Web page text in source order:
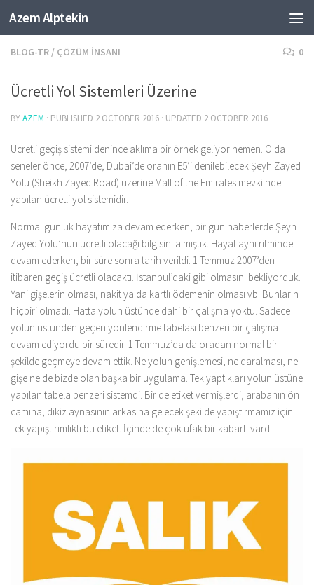
Skip to content
Azem Alptekin
BLOG-TR / ÇÖZÜM İNSANI 0
Ücretli Yol Sistemleri Üzerine
BYAZEM · PUBLISHED 2 OCTOBER 2016 · UPDATED 2 OCTOBER 2016
Ücretli geçiş sistemi denince aklıma bir örnek geliyor hemen. O da
seneler önce, 2007’de, Dubai’de oranın E5’i denilebilecek Şeyh Zayed
Yolu (Sheikh Zayed Road) üzerine Mall of the Emirates mevkiinde
yapılan ücretli yol sistemidir.
Normal günlük hayatımıza devam ederken, bir gün haberlerde Şeyh
Zayed Yolu’nun ücretli olacağı bilgisini almıştık. Hayat aynı ritminde
devam ederken, bir süre sonra tarih verildi. 1 Temmuz 2007’den
itibaren geçiş ücretli olacaktı. İstanbul’daki gibi olmasını bekliyorduk.
Yani gişelerin olması, nakit ya da kartlı ödemenin olması vb. Bunların
hiçbiri olmadı. Hatta yolun üstünde dahi bir çalışma yoktu. Sadece
yolun üstünden geçen yönlendirme tabelası benzeri bir çalışma
devam ediyordu bir süredir. 1 Temmuz’da da oradan normal bir
şekilde geçmeye devam ettik. Ne yolun genişlemesi, ne daralması, ne
gişe ne de bizde olan başka bir uygulama. Tek yaptıkları yolun üstüne
yapılan tabela benzeri sistemdi. Bir de etiket vermişlerdi, arabanın ön
camına, dikiz aynasının arkasına gelecek şekilde yapıştırmamız için.
Tek yapıştırımlıktı bu etiket. İçinde de çok ufak bir kabartı vardı.